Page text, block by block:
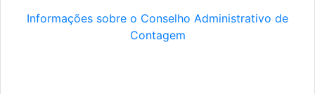
Informações sobre o Conselho Administrativo de
Contagem